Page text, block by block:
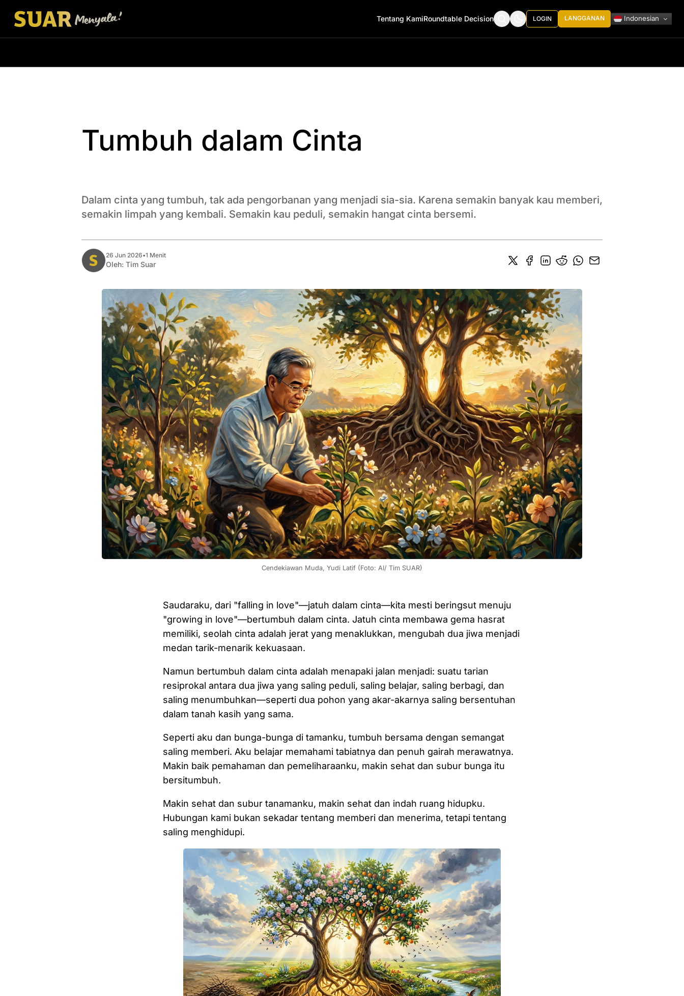
Tentang KamiRoundtable Decision LOGIN LANGGANAN Indonesian
Tumbuh dalam Cinta
Dalam cinta yang tumbuh, tak ada pengorbanan yang menjadi sia-sia. Karena semakin banyak kau memberi,
semakin limpah yang kembali. Semakin kau peduli, semakin hangat cinta bersemi.
26 Jun 2026•1 Menit
Oleh: Tim Suar
Cendekiawan Muda, Yudi Latif (Foto: AI/ Tim SUAR)
Saudaraku, dari "falling in love"—jatuh dalam cinta—kita mesti beringsut menuju
"growing in love"—bertumbuh dalam cinta. Jatuh cinta membawa gema hasrat
memiliki, seolah cinta adalah jerat yang menaklukkan, mengubah dua jiwa menjadi
medan tarik-menarik kekuasaan.
Namun bertumbuh dalam cinta adalah menapaki jalan menjadi: suatu tarian
resiprokal antara dua jiwa yang saling peduli, saling belajar, saling berbagi, dan
saling menumbuhkan—seperti dua pohon yang akar-akarnya saling bersentuhan
dalam tanah kasih yang sama.
Seperti aku dan bunga-bunga di tamanku, tumbuh bersama dengan semangat
saling memberi. Aku belajar memahami tabiatnya dan penuh gairah merawatnya.
Makin baik pemahaman dan pemeliharaanku, makin sehat dan subur bunga itu
bersitumbuh.
Makin sehat dan subur tanamanku, makin sehat dan indah ruang hidupku.
Hubungan kami bukan sekadar tentang memberi dan menerima, tetapi tentang
saling menghidupi.